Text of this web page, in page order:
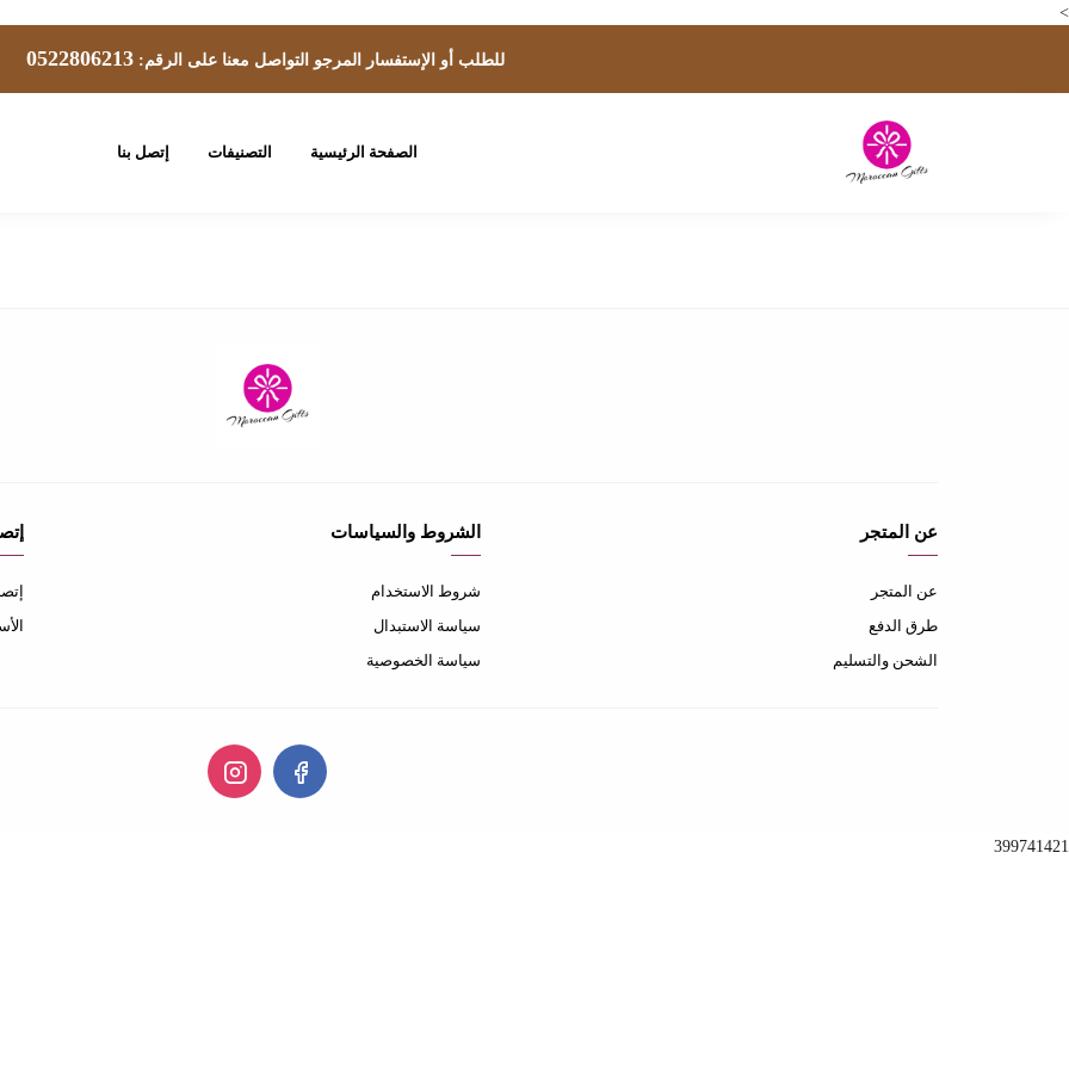
>
للطلب أو الإستفسار المرجو التواصل معنا على الرقم:0522806213
الصفحة الرئيسية التصنيفات إتصل بنا
عن المتجر
عن المتجر
طرق الدفع
الشحن والتسليم
الشروط والسياسات
شروط الاستخدام
سياسة الاستبدال
سياسة الخصوصية
399741421